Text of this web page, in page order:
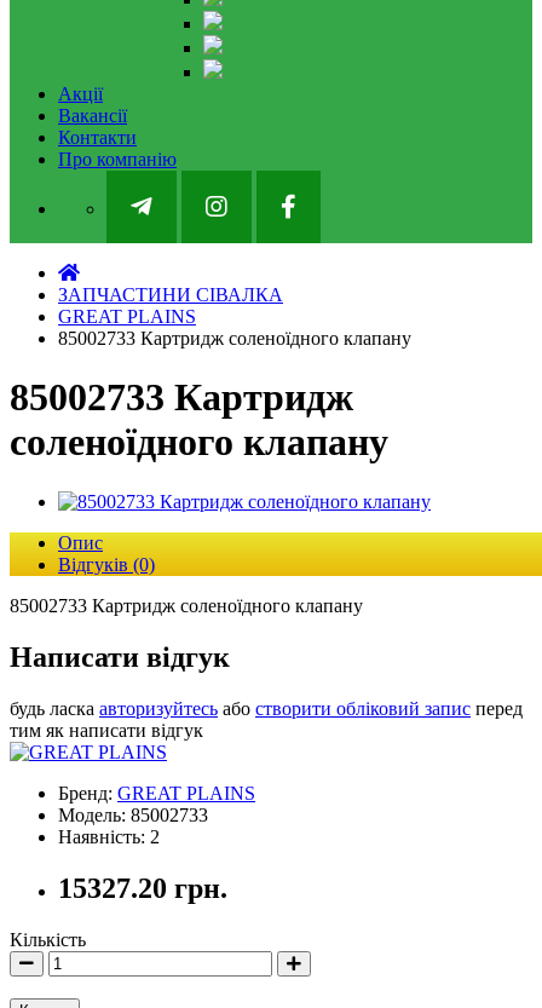
Акції
Вакансії
Контакти
Про компанію
ЗАПЧАСТИНИ СІВАЛКА
GREAT PLAINS
85002733 Картридж соленоїдного клапану
85002733 Картридж
соленоїдного клапану
Опис
Відгуків (0)
85002733 Картридж соленоїдного клапану
Написати відгук
будь ласка авторизуйтесь або створити обліковий запис перед
тим як написати відгук
Бренд: GREAT PLAINS
Модель: 85002733
Наявність: 2
15327.20 грн.
Кількість